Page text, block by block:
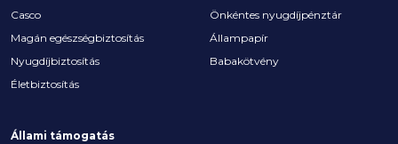
Casco
Magán egészségbiztosítás
Nyugdíjbiztosítás
Életbiztosítás
Önkéntes nyugdíjpénztár
Állampapír
Babakötvény
Állami támogatás